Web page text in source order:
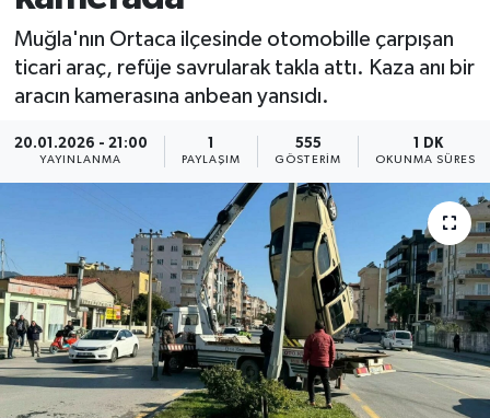
Muğla'nın Ortaca ilçesinde otomobille çarpışan
ticari araç, refüje savrularak takla attı. Kaza anı bir
aracın kamerasına anbean yansıdı.
20.01.2026 - 21:00
YAYINLANMA
1
PAYLAŞIM
555
GÖSTERIM
1 DK
OKUNMA SÜRESI
Siyaset
Tüm Manşetler
Son Dakika Haberleri